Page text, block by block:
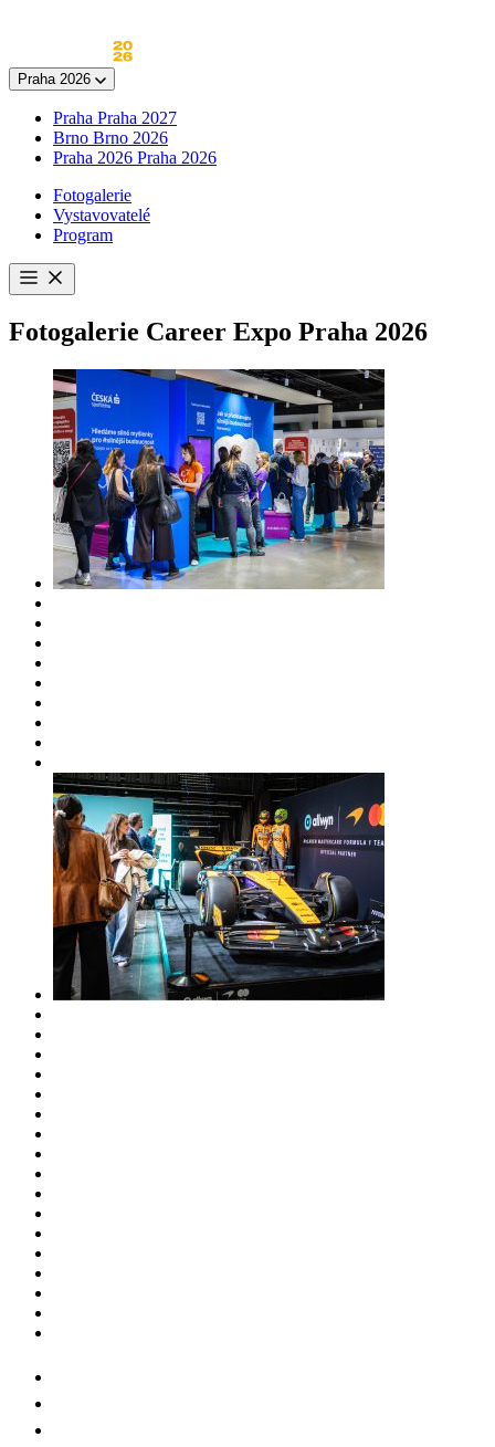
Praha 2026
Praha Praha 2027
Brno Brno 2026
Praha 2026 Praha 2026
Fotogalerie
Vystavovatelé
Program
Otevřít
menu
Fotogalerie Career Expo Praha 2026